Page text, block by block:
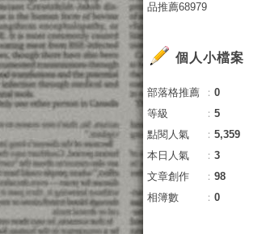
品推薦68979
個人小檔案
部落格推薦 ： 0
等級
： 5
點閱人氣
： 5,359
本日人氣
： 3
文章創作
： 98
相簿數
： 0